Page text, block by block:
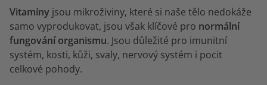
Vitamíny jsou mikroživiny, které si naše tělo nedokáže
samo vyprodukovat, jsou však klíčové pro normální
fungování organismu. Jsou důležité pro imunitní
systém, kosti, kůži, svaly, nervový systém i pocit
celkové pohody.